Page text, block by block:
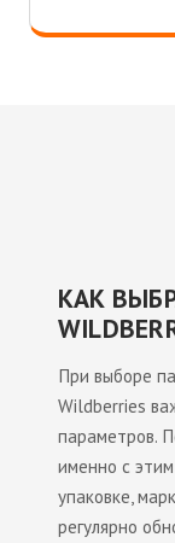
КАК
При выборе
Wildberries
параметров.
именно с
упаковке,
регулярно